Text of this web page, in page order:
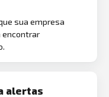
sua empresa
encontrar
alertas